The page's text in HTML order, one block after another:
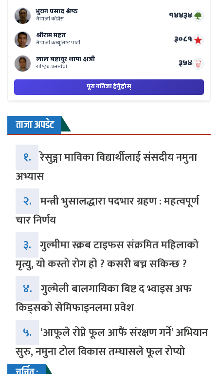
ताजा अपडेट
१. रेसुङ्गा माविका विद्यार्थीलाई संसदीय नमुना
अभ्यास
२. मन्त्री भुसालद्धारा पदभार ग्रहण : महत्वपूर्ण
चार निर्णय
३. गुल्मीमा स्क्रब टाइफस संक्रमित महिलाको
मृत्यु, यो कस्तो रोग हो ? कसरी बच्न सकिन्छ ?
४. गुल्मेली बालगायिका बिष्ट द भ्वाइस अफ
किड्सको सेमिफाइनलमा प्रवेश
५. ‘आफूले रोप्ने फूल आफैं संरक्षण गर्ने’ अभियान
सुरु, नमुना टोल विकास तम्घासले फूल रोप्यो